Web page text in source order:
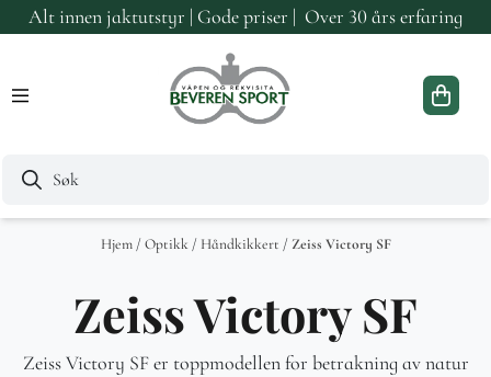
Hopp til innhold
Alt innen jaktutstyr | Gode priser | Over 30 års erfaring
Hjem /Optikk / Håndkikkert / Zeiss Victory SF
Zeiss Victory SF
Zeiss Victory SF er toppmodellen for betrakning av natur